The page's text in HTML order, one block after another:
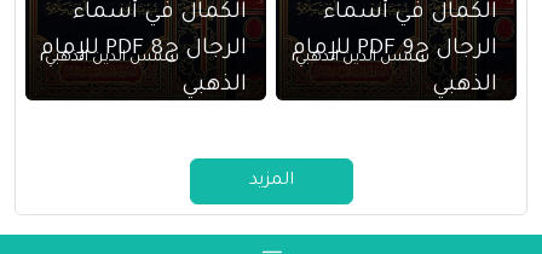
الكمال في أسماء
الرجال ج9 PDF للإمام
الذهبي
شمس الدين الذهبي
الكمال في أسماء
الرجال ج8 PDF للإمام
الذهبي
شمس الدين الذهبي
المزيد